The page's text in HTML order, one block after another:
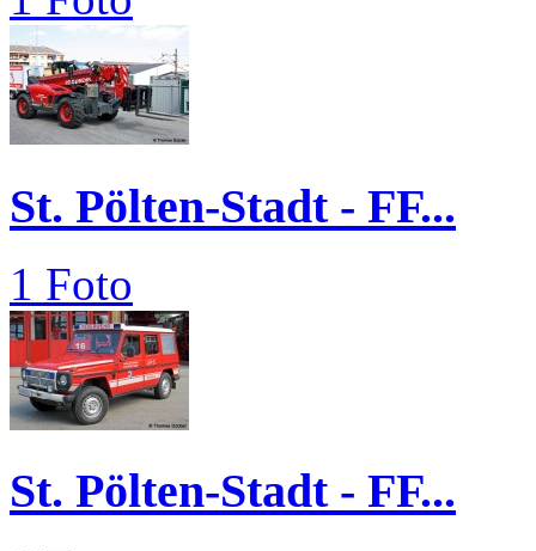
St. Pölten-Stadt - FF...
1 Foto
St. Pölten-Stadt - FF...